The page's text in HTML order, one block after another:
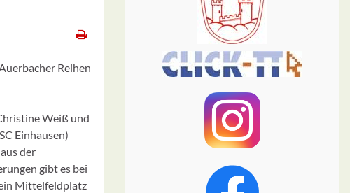
Reihen
Weiß und
Einhausen)
der
gibt es bei
Mittelfeldplatz